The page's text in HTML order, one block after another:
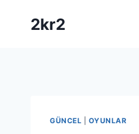
2kr2
GÜNCEL |OYUNLAR